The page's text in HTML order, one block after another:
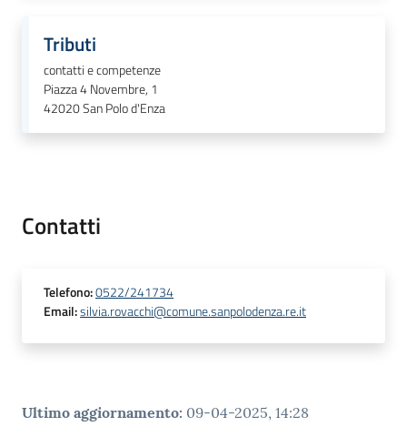
Tributi
contatti e competenze
Piazza 4 Novembre, 1
42020San Polo d'Enza
Contatti
Telefono:0522/241734
Email:silvia.rovacchi@comune.sanpolodenza.re.it
Ultimo aggiornamento: 09-04-2025, 14:28